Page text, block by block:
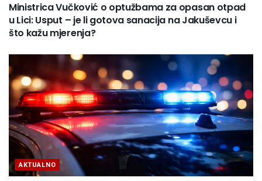
Ministrica Vučković o optužbama za opasan otpad
u Lici: Usput – je li gotova sanacija na Jakuševcu i
što kažu mjerenja?
AKTUALNO